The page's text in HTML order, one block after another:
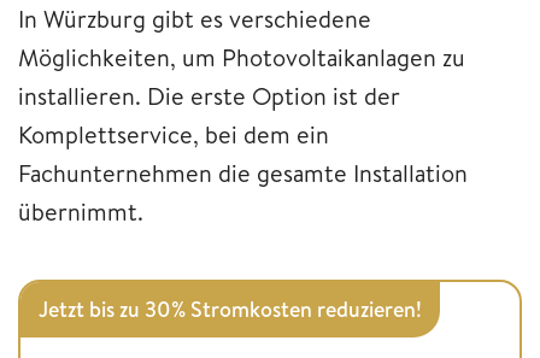
In Würzburg gibt es verschiedene
Möglichkeiten, um Photovoltaikanlagen zu
installieren. Die erste Option ist der
Komplettservice, bei dem ein
Fachunternehmen die gesamte Installation
übernimmt.
Jetzt bis zu 30% Stromkosten reduzieren!